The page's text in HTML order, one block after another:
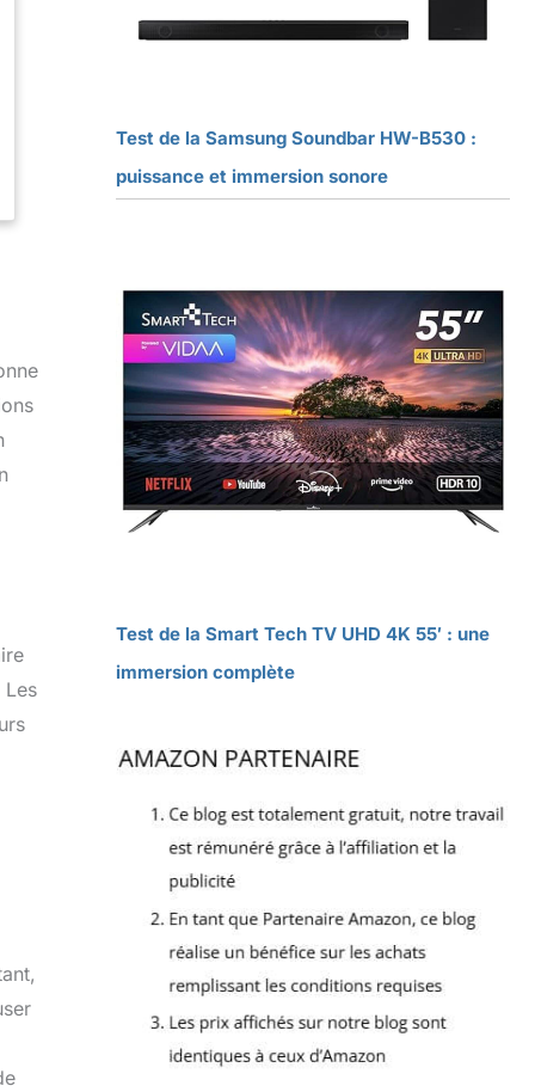
Les
Test de la Samsung Soundbar HW-B530 :
puissance et immersion sonore
Test de la Smart Tech TV UHD 4K 55′ : une
immersion complète